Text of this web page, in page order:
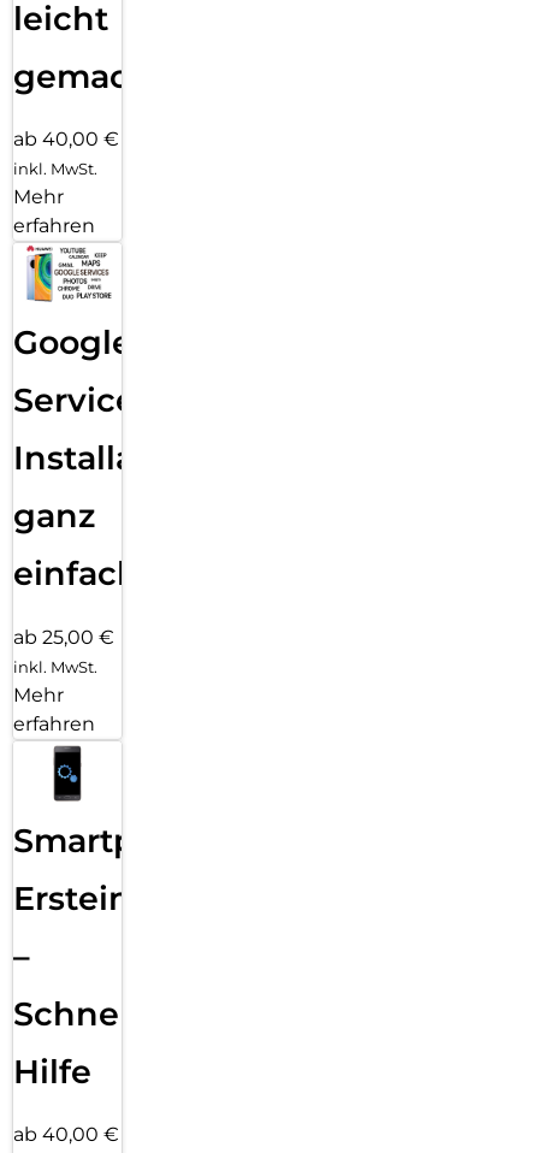
leicht
gemacht!
ab 40,00 €
inkl. MwSt.
Mehr
erfahren
Google
Services
Installation
ganz
einfach
ab 25,00 €
inkl. MwSt.
Mehr
erfahren
Smartphone
Ersteinrichtung
–
Schnelle
Hilfe
ab 40,00 €